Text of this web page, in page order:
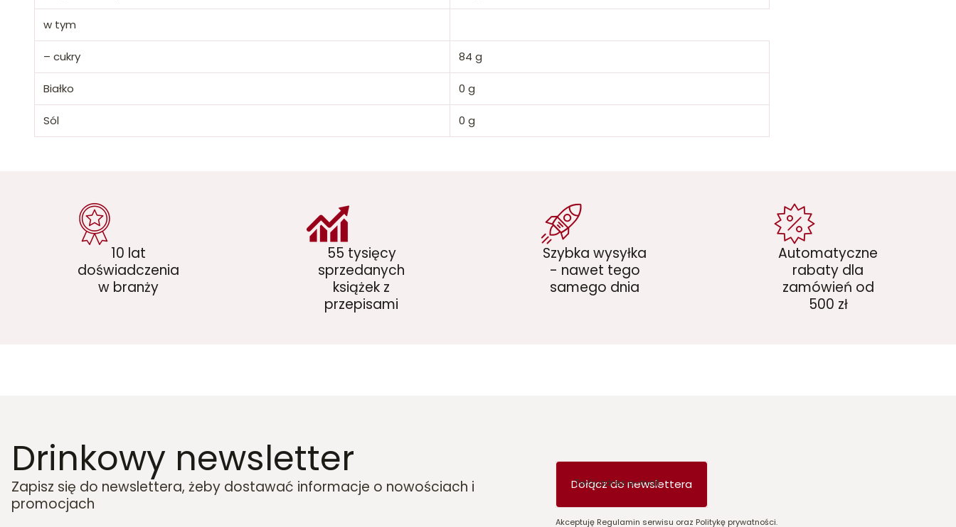
w tym
– cukry 84 g
Białko 0 g
Sól 0 g
10 lat
doświadczenia
w branży
55 tysięcy
sprzedanych
książek z
przepisami
Szybka wysyłka
- nawet tego
samego dnia
Automatyczne
rabaty dla
zamówień od
500 zł
Drinkowy newsletter
Zapisz się do newslettera, żeby dostawać informacje o nowościach i
promocjach
Twój adres e-mail
Dołącz do newslettera
Akceptuję Regulamin serwisu oraz Politykę prywatności.